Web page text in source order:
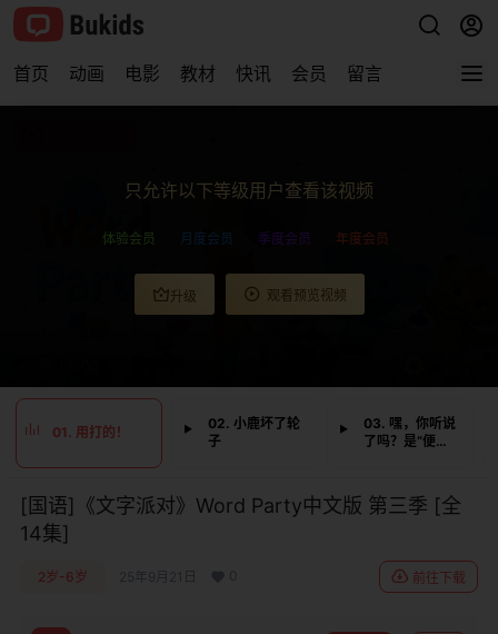
首页 动画 电影 教材 快讯 会员 留言
只允许以下等级用户查看该视频
体验会员 月度会员 季度会员 年度会员
升级 观看预览视频
01. 用打的！
02. 小鹿坏了轮
子
03. 嘿，你听说
了吗？是“便盆”
[国语]《文字派对》Word Party中文版 第三季 [全
14集]
2岁-6岁 25年9月21日 前往下载